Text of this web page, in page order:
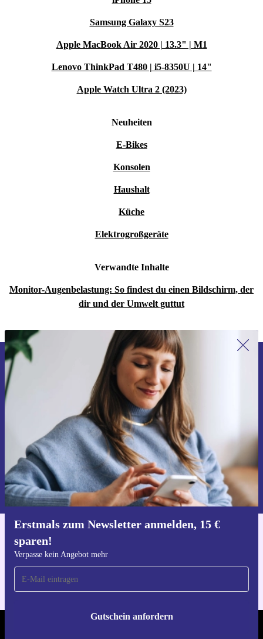
Samsung Galaxy S23
Apple MacBook Air 2020 | 13.3" | M1
Lenovo ThinkPad T480 | i5-8350U | 14"
Apple Watch Ultra 2 (2023)
Neuheiten
E-Bikes
Konsolen
Haushalt
Küche
Elektrogroßgeräte
Verwandte Inhalte
Monitor-Augenbelastung: So findest du einen Bildschirm, der
dir und der Umwelt guttut
Erstmals zum Newsletter anmelden, 15 €
sparen!
Verpasse kein Angebot mehr
Gutschein anfordern
Erstmals zum Newsletter anmelden,
15 € sparen!
Verpasse kein Angebot mehr.
Gutschein anfordern
Informationen über die Verwendung personenbezogener Daten findest
du in unsererDatenschutzerklärung.
Für iOS und Android